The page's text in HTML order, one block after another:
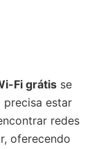
Fi grátis se
precisa estar
redes
oferecendo